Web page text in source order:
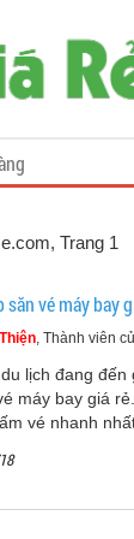
, Trang 1
săn vé máy bay
, Thành viên
lịch đang đến
máy bay giá
vé nhanh